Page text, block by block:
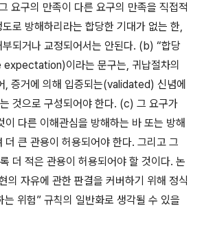
요구의 만족이 다른 요구의 만족을 직접적
로 방해하리라는 합당한 기대가 없는 한,
되거나 교정되어서는 안된다. (b) “합당
이라는 문구는, 귀납절차의
증거에 의해 입증되는(validated) 신념에
것으로 구성되어야 한다. (c) 그 요구가
이 다른 이해관심을 방해하는 바 또는 방해
더 큰 관용이 허용되어야 한다. 그리고 그
더 적은 관용이 허용되어야 할 것이다. 논
의 자유에 관한 판결을 커버하기 위해 정식
는 위험” 규칙의 일반화로 생각될 수 있을